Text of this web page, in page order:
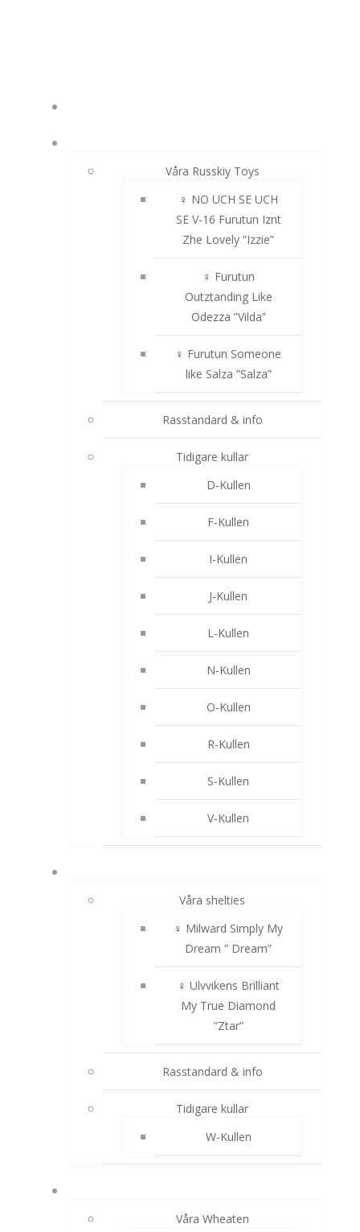
Våra Russkiy Toys
♀ NO UCH SE UCH
SE V-16 Furutun Iznt
Zhe Lovely ”Izzie”
♀ Furutun
Outztanding Like
Odezza ”Vilda”
♀ Furutun Someone
like Salza ”Salza”
Rasstandard & info
Tidigare kullar
D-Kullen
F-Kullen
I-Kullen
J-Kullen
L-Kullen
N-Kullen
O-Kullen
R-Kullen
S-Kullen
V-Kullen
Våra shelties
♀ Milward Simply My
Dream ” Dream”
♀ Ulvvikens Brilliant
My True Diamond
”Ztar”
Rasstandard & info
Tidigare kullar
W-Kullen
Våra Wheaten